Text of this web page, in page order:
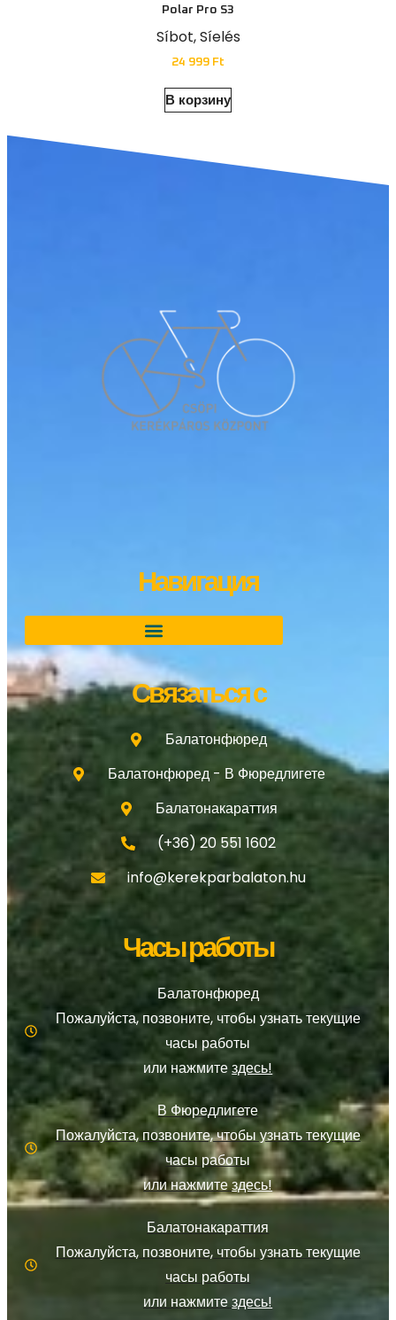
Polar Pro S3
Síbot,Síelés
24 999 Ft
В корзину
Навигация
Связаться с
Балатонфюред
Балатонфюред - В Фюредлигете
Балатонакараттия
(+36) 20 551 1602
info@kerekparbalaton.hu
Часы работы
Балатонфюред
Пожалуйста, позвоните, чтобы узнать текущие
часы работы
или нажмитездесь!
В Фюредлигете
Пожалуйста, позвоните, чтобы узнать текущие
часы работы
или нажмитездесь!
Балатонакараттия
Пожалуйста, позвоните, чтобы узнать текущие
часы работы
или нажмитездесь!